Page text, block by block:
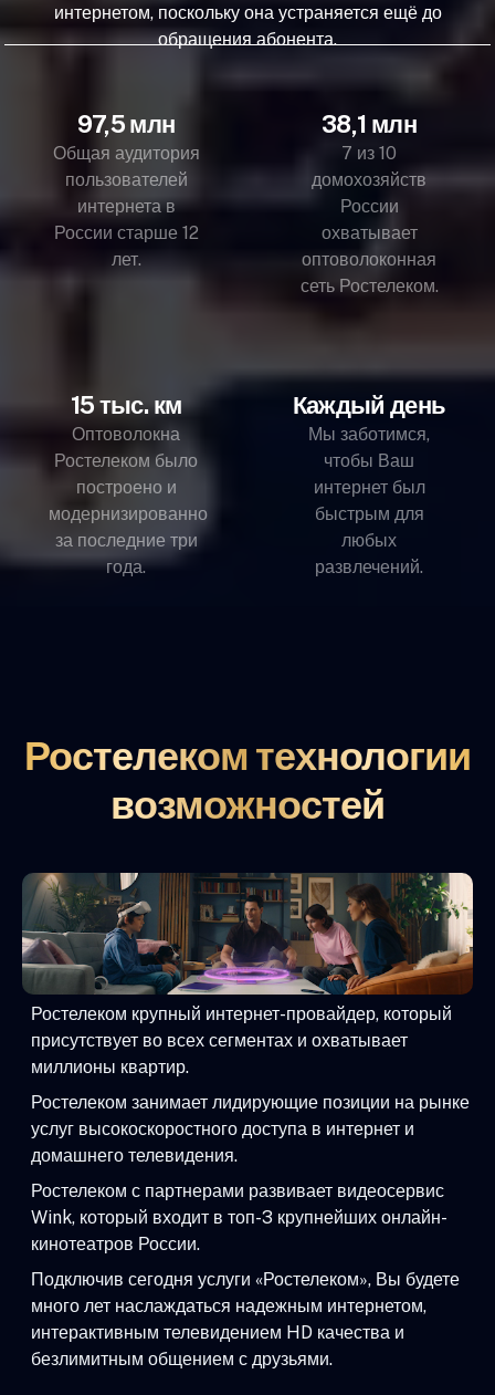
интернетом, поскольку она устраняется ещё до
обращения абонента.
97,5 млн
Общая аудитория
пользователей
интернета в
России старше 12
лет.
38,1 млн
7 из 10
домохозяйств
России
охватывает
оптоволоконная
сеть Ростелеком.
15 тыс. км
Оптоволокна
Ростелеком было
построено и
модернизированно
за последние три
года.
Каждый день
Мы заботимся,
чтобы Ваш
интернет был
быстрым для
любых
развлечений.
Ростелеком технологии
возможностей
Ростелеком крупный интернет-провайдер, который
присутствует во всех сегментах и охватывает
миллионы квартир.
Ростелеком занимает лидирующие позиции на рынке
услуг высокоскоростного доступа в интернет и
домашнего телевидения.
Ростелеком с партнерами развивает видеосервис
Wink, который входит в топ-3 крупнейших онлайн-
кинотеатров России.
Подключив сегодня услуги «Ростелеком», Вы будете
много лет наслаждаться надежным интернетом,
интерактивным телевидением HD качества и
безлимитным общением с друзьями.